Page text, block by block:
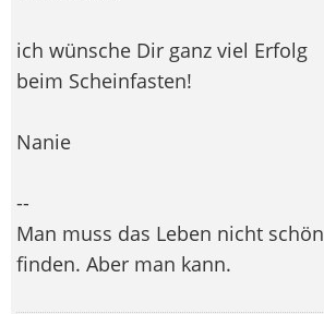
ich wünsche Dir ganz viel Erfolg
beim Scheinfasten!
Nanie
--
Man muss das Leben nicht schön
finden. Aber man kann.